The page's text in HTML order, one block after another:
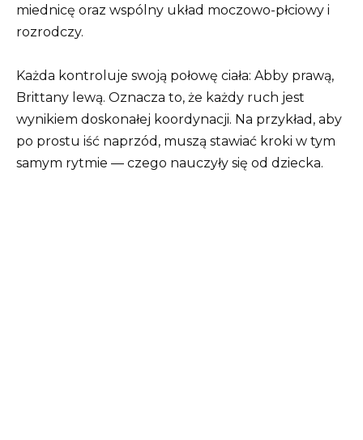
miednicę oraz wspólny układ moczowo-płciowy i
rozrodczy.
Każda kontroluje swoją połowę ciała: Abby prawą,
Brittany lewą. Oznacza to, że każdy ruch jest
wynikiem doskonałej koordynacji. Na przykład, aby
po prostu iść naprzód, muszą stawiać kroki w tym
samym rytmie — czego nauczyły się od dziecka.